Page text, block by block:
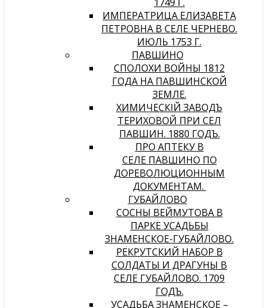
ИМПЕРАТРИЦА ЕЛИЗАВЕТА
ПЕТРОВНА В СЕЛЕ ЧЕРНЕВО.
ИЮЛЬ 1753 Г.
ПАВШИНО
СПОЛОХИ ВОЙНЫ 1812
ГОДА НА ПАВШИНСКОЙ
ЗЕМЛЕ.
ХИМИЧЕСКIЙ ЗАВОДЪ
ТЕРИХОВОЙ ПРИ СЕЛѢ
ПАВШИНѢ. 1880 ГОДЪ.
ПРО АПТЕКУ В
СЕЛЕ ПАВШИНО ПО
ДОРЕВОЛЮЦИОННЫМ
ДОКУМЕНТАМ.
ГУБАЙЛОВО
СОСНЫ ВЕЙМУТОВА В
ПАРКЕ УСАДЬБЫ
ЗНАМЕНСКОЕ-ГУБАЙЛОВО.
РЕКРУТСКИЙ НАБОР В
СОЛДАТЫ И ДРАГУНЫ В
СЕЛЕ ГУБАЙЛОВО. 1709
ГОДЪ.
УСАДЬБА ЗНАМЕНСКОЕ –